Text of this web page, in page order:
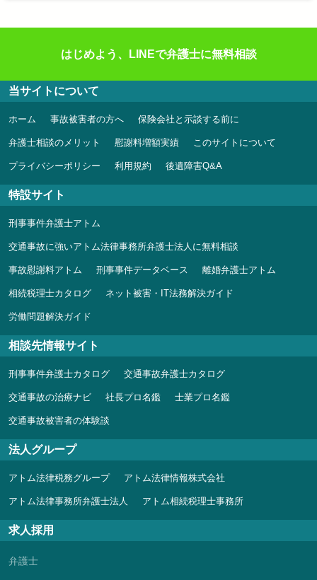
はじめよう、LINEで弁護士に無料相談
当サイトについて
ホーム 事故被害者の方へ 保険会社と示談する前に
弁護士相談のメリット 慰謝料増額実績 このサイトについて
プライバシーポリシー 利用規約 後遺障害Q&A
特設サイト
刑事事件弁護士アトム
交通事故に強いアトム法律事務所弁護士法人に無料相談
事故慰謝料アトム 刑事事件データベース 離婚弁護士アトム
相続税理士カタログ ネット被害・IT法務解決ガイド
労働問題解決ガイド
相談先情報サイト
刑事事件弁護士カタログ 交通事故弁護士カタログ
交通事故の治療ナビ 社長プロ名鑑 士業プロ名鑑
交通事故被害者の体験談
法人グループ
アトム法律税務グループ アトム法律情報株式会社
アトム法律事務所弁護士法人 アトム相続税理士事務所
求人採用
弁護士